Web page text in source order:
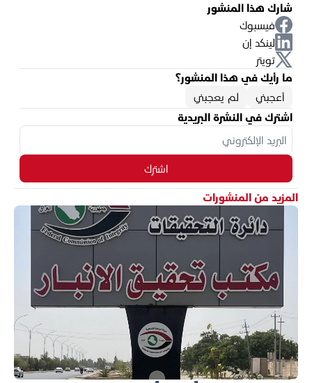
شارك هذا المنشور
فيسبوك
لينكد إن
تويتر
ما رأيك في هذا المنشور؟
أعجبني
لم يعجبني
اشترك في النشرة البريدية
اشترك
المزيد من المنشورات